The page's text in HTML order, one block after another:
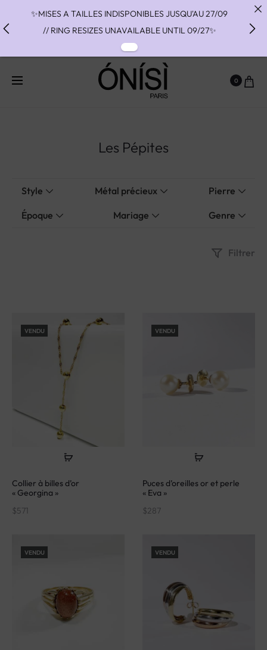
0
Les Pépites
Style Métal précieux Pierre
Époque Mariage Genre
Filtrer
VENDU
Collier à billes d’or
« Georgina »
$571
VENDU
Puces d’oreilles or et perle
« Eva »
$287
VENDU VENDU
✨MISES A TAILLES INDISPONIBLES JUSQU'AU 27/09
// RING RESIZES UNAVAILABLE UNTIL 09/27✨
✨ FAST SHIPPING TO THE US WITH DHL EXPRESS -
NO SUPRISE DUTIES AT DELIVERY ✨
✨ PAIEMENT EN 3 OU 4 FOIS SANS FRAIS AVEC